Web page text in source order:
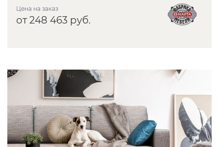
Цена на заказ
от 248 463 руб.